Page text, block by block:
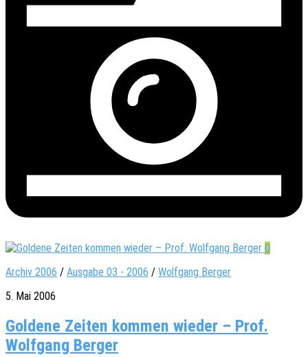
0
Archiv 2006 / Ausgabe 03 - 2006 / Wolfgang Berger
5. Mai 2006
Goldene Zeiten kommen wieder – Prof.
Wolfgang Berger